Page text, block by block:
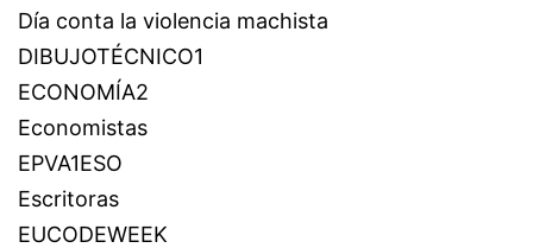
Día conta la violencia machista
DIBUJOTÉCNICO1
ECONOMÍA2
Economistas
EPVA1ESO
Escritoras
EUCODEWEEK